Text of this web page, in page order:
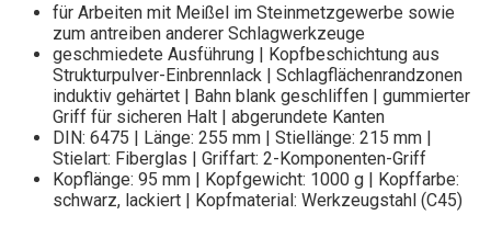
für Arbeiten mit Meißel im Steinmetzgewerbe sowie
zum antreiben anderer Schlagwerkzeuge
geschmiedete Ausführung | Kopfbeschichtung aus
Strukturpulver-Einbrennlack | Schlagflächenrandzonen
induktiv gehärtet | Bahn blank geschliffen | gummierter
Griff für sicheren Halt | abgerundete Kanten
DIN: 6475 | Länge: 255 mm | Stiellänge: 215 mm |
Stielart: Fiberglas | Griffart: 2-Komponenten-Griff
Kopflänge: 95 mm | Kopfgewicht: 1000 g | Kopffarbe:
schwarz, lackiert | Kopfmaterial: Werkzeugstahl (C45)